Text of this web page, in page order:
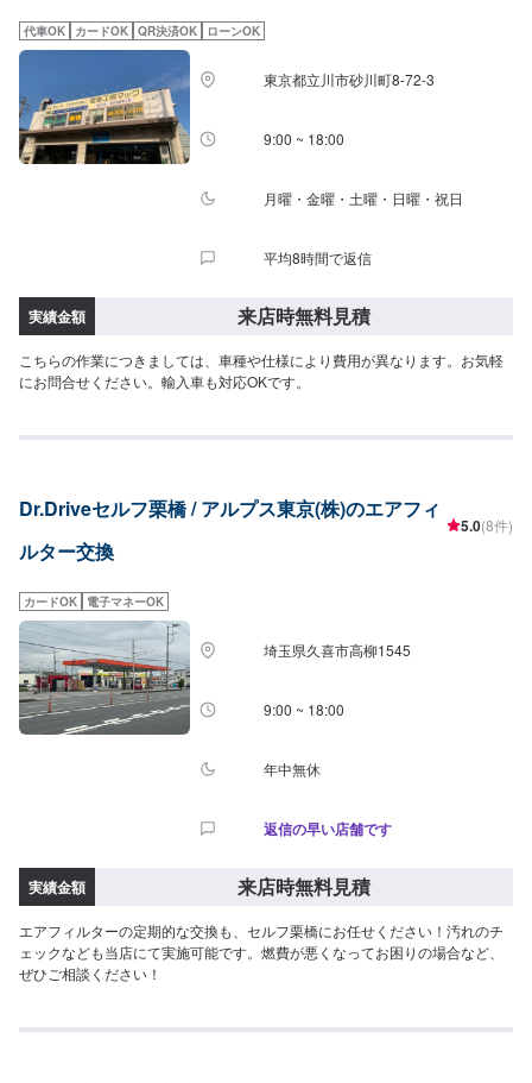
代車OK カードOK QR決済OK ローンOK
東京都立川市砂川町8-72-3
9:00 ~ 18:00
月曜・金曜・土曜・日曜・祝日
平均8時間で返信
実績金額 来店時無料見積
こちらの作業につきましては、車種や仕様により費用が異なります。お気軽
にお問合せください。輸入車も対応OKです。
Dr.Driveセルフ栗橋 / アルプス東京(株)のエアフィ
ルター交換
5.0(8件)
カードOK 電子マネーOK
埼玉県久喜市高柳1545
9:00 ~ 18:00
年中無休
返信の早い店舗です
実績金額 来店時無料見積
エアフィルターの定期的な交換も、セルフ栗橋にお任せください！汚れのチ
ェックなども当店にて実施可能です。燃費が悪くなってお困りの場合など、
ぜひご相談ください！